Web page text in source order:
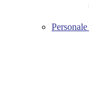
Personale